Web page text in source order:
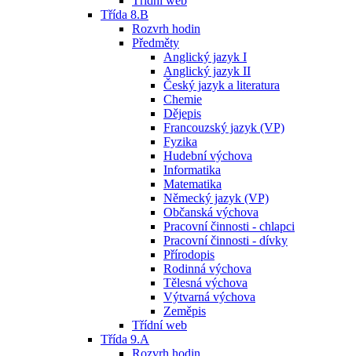
Třída 8.B
Rozvrh hodin
Předměty
Anglický jazyk I
Anglický jazyk II
Český jazyk a literatura
Chemie
Dějepis
Francouzský jazyk (VP)
Fyzika
Hudební výchova
Informatika
Matematika
Německý jazyk (VP)
Občanská výchova
Pracovní činnosti - chlapci
Pracovní činnosti - dívky
Přírodopis
Rodinná výchova
Tělesná výchova
Výtvarná výchova
Zeměpis
Třídní web
Třída 9.A
Rozvrh hodin